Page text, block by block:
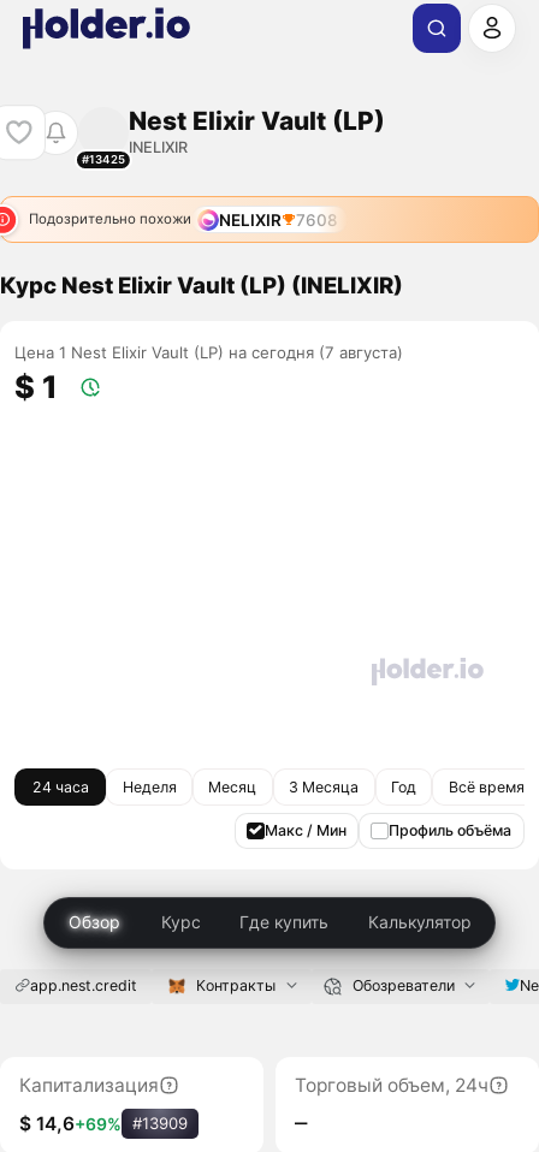
#13425
Nest Elixir Vault (LP)
INELIXIR
Подозрительно похожи NELIXIR 7608
Курс Nest Elixir Vault (LP) (INELIXIR)
Цена 1 Nest Elixir Vault (LP) на сегодня (7 августа)
$ 1
24 часа Неделя Месяц 3 Месяца Год Всё время
Макс / Мин Профиль объёма
Обзор Курс Где купить Калькулятор
app.nest.credit Контракты Обозреватели
Капитализация
$ 14,6+69% #13909
Торговый объем, 24ч
‒